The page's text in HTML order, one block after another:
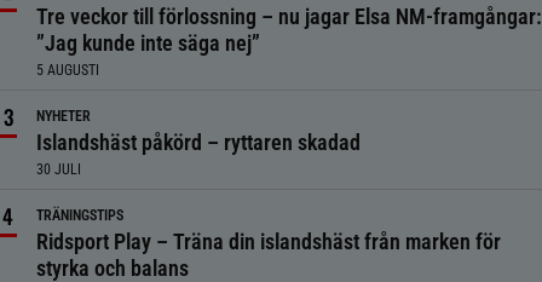
Tre veckor till förlossning – nu jagar Elsa NM-framgångar:
”Jag kunde inte säga nej”
5 AUGUSTI
NYHETER
Islandshäst påkörd – ryttaren skadad
30 JULI
TRÄNINGSTIPS
Ridsport Play – Träna din islandshäst från marken för
styrka och balans